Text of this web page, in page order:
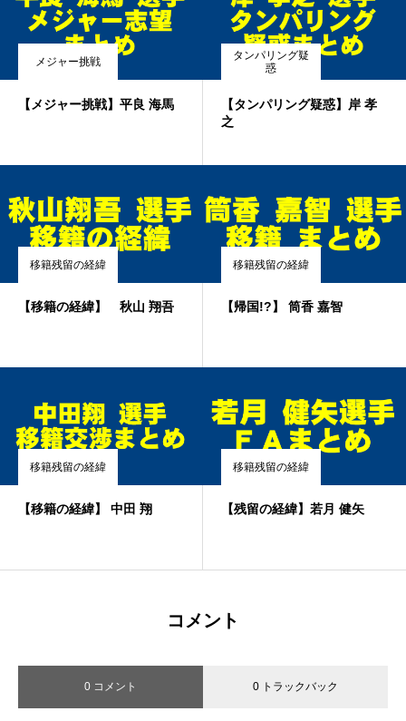
メジャー挑戦
【メジャー挑戦】平良 海馬
タンパリング疑
惑
【タンパリング疑惑】岸 孝
之
移籍残留の経緯
【移籍の経緯】 秋山 翔吾
移籍残留の経緯
【帰国!?】 筒香 嘉智
移籍残留の経緯
【移籍の経緯】 中田 翔
移籍残留の経緯
【残留の経緯】若月 健矢
コメント
0 コメント 0 トラックバック